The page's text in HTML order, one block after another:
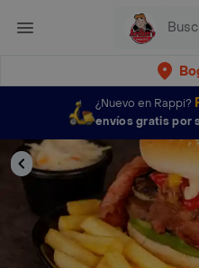
¿Nuevo en Rappi?
envíos gratis por